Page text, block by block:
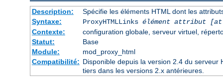
Description:
Spécifie les éléments HTML dont les
Syntaxe:
ProxyHTMLLinks élément attribut
Contexte:
configuration globale, serveur virtuel,
Statut:
Base
Module:
mod_proxy_html
Compatibilité: Disponible depuis la version 2.4 du serveur
tiers dans les versions 2.x antérieures.